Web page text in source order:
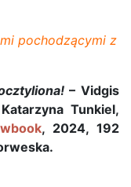
pochodzącymi z
– Vidgis
Tunkiel,
, 2024, 192